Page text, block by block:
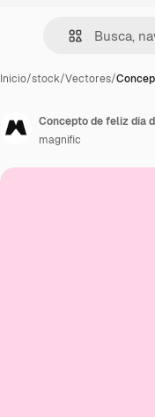
Inicio/stock/Vectores/
Concepto de feliz día
magnific